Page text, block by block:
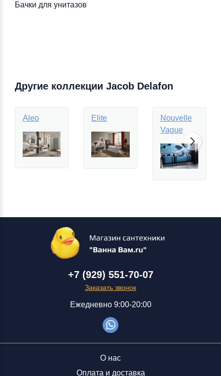
Бачки для унитазов
Другие коллекции Jacob Delafon
Aleo Elite
Nouvelle
Vague
+7 (929) 551-70-07
Заказать звонок
Ежедневно 9:00-20:00
О нас
Оплата и доставка